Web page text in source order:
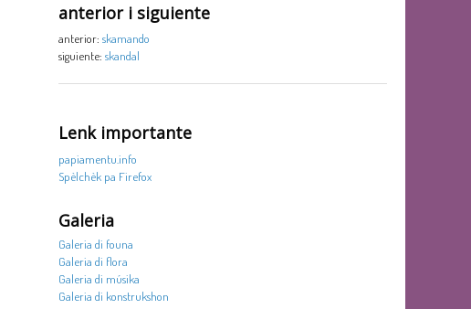
anterior i siguiente
anterior: skamando
siguiente: skandal
Lenk importante
papiamentu.info
Spèlchèk pa Firefox
Galeria
Galeria di founa
Galeria di flora
Galeria di músika
Galeria di konstrukshon